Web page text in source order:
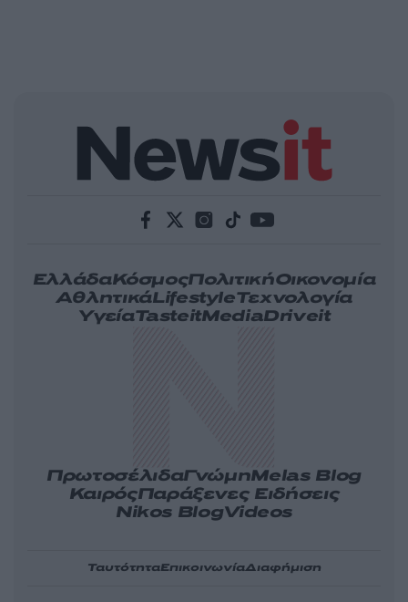
ΕλλάδαΚόσμοςΠολιτικήΟικονομία
ΑθλητικάLifestyleΤεχνολογία
ΥγείαTasteitMediaDriveit
ΠρωτοσέλιδαΓνώμηMelas Blog
ΚαιρόςΠαράξενες Ειδήσεις
Nikos BlogVideos
ΤαυτότηταΕπικοινωνίαΔιαφήμιση